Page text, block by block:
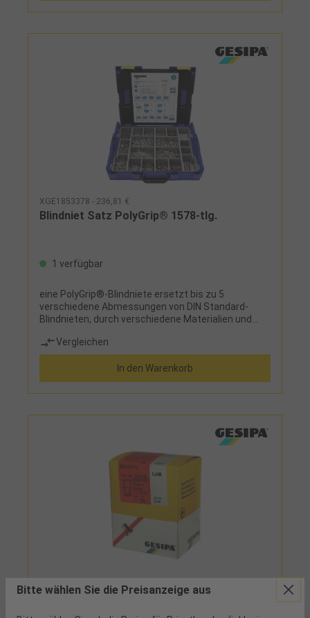
XGE1853378 - 236,81 €
Blindniet Satz PolyGrip® 1578-tlg.
1 verfügbar
eine PolyGrip®-Blindniete ersetzt bis zu 5
verschiedene Abmessungen von DIN Standard-
Blindnieten, durch verschiedene Materialien und
abgedeckt, stapelbare L-Boxx für sicheren und
bequemen Transport, einfaches Sortieren durch
individuell einstellbare Fächer Lieferumfang: - 100
Blindnieten Standard Al/St 3,2x8 mm- 100
Blindnieten Standard Al/A2 3,2x8 mm- 100
Blindnieten Standard St/St 3,2x8 mm- 100
Blindnieten Standard A2/A2 3,2x8 mm- 200
Blindnieten Standard Al/St 4x10 mm- 200
Blindnieten Standard Al/A2 4x10 mm- 75
Blindnieten Großkopf Al/A2 4x10 mm K12- 200
Blindnieten Standard St/St 4x10 mm- 150
Blindnieten Standard A2/A2 4x10 mm- 50
Blindnieten Standard Al/St 4,8x10 mm- 50
Blindnieten Standard Al/A2 4,8x10 mm- 50
Blindnieten Großkopf Al/A2 4,8x10 mm K16- 50
Blindnieten Standard St/St 4,8x10 mm- 50
Blindnieten Standard A2/A2 4,8x10 mm- je 1 Bohrer
Vergleichen
In den Warenkorb
Blindnietmutter Flachrundkopf Alu Standard
Bitte wählen Sie die Preisanzeige aus